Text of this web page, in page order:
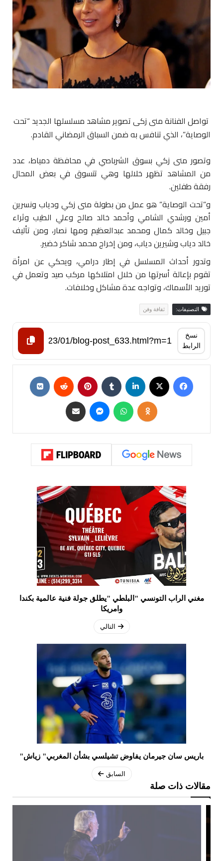
تواصل الفنانة منى زكي تصوير مشاهد مسلسلها الجديد “تحت
الوصاية”، الذي تنافس به ضمن السباق الرمضاني القادم.
وتصور منى زكي بسوق الشرباصي في محافظة دمياط، عدد
من المشاهد تظهر خلالها وهي تتسوق في بعض المحال
رفقة طفلين.
و”تحت الوصاية” هو عمل من بطولة منى زكي ودياب ونسرين
أمين ورشدي الشامي وأحمد خالد صالح وعلي الطيب وثراء
جبيل وخالد كمال ومحمد عبدالعظيم ومها نصار، ومن تأليف
خالد دياب وشيرين دياب، ومن إخراج محمد شاكر خضير.
وتدور أحداث المسلسل في إطار درامي، ويحكي عن امرأة
تقوم بإعالة أسرتها من خلال امتلاكها مركب صيد وتعمل في
توريد الأسماك، وتواجه عدة مشاكل وخلافات.
التصنيفات: ثقافة وفن
نسخ
الرابط
مغني الراب التونسي "البلطي "يطلق جولة فنية عالمية بكندا
وامريكا
التالي
باريس سان جيرمان يفاوض تشيلسي بشأن المغربي" زياش"
السابق
مقالات ذات صلة